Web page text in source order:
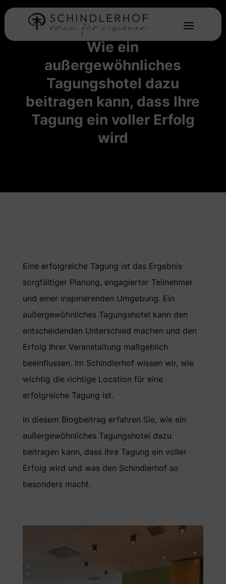
Wie ein
außergewöhnliches
Tagungshotel dazu
beitragen kann, dass Ihre
Tagung ein voller Erfolg
wird
Eine erfolgreiche Tagung ist das Ergebnis
sorgfältiger Planung, engagierter Teilnehmer
und einer inspirierenden Umgebung. Ein
außergewöhnliches Tagungshotel kann den
entscheidenden Unterschied machen und den
Erfolg Ihrer Veranstaltung maßgeblich
beeinflussen. Im Schindlerhof wissen wir, wie
wichtig die richtige Location für eine
erfolgreiche Tagung ist.
In diesem Blogbeitrag erfahren Sie, wie ein
außergewöhnliches Tagungshotel dazu
beitragen kann, dass Ihre Tagung ein voller
Erfolg wird und was den Schindlerhof so
besonders macht.